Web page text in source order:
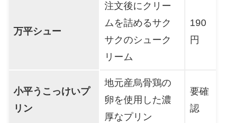
万平シュー
注文後にクリー
ムを詰めるサク
サクのシューク
リーム
190
円
小平うこっけいプ
リン
地元産烏骨鶏の
卵を使用した濃
厚なプリン
要確
認